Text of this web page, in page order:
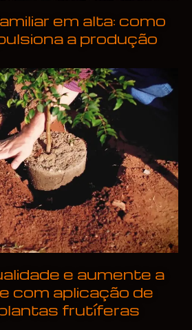
em alta: como
a produção
e aumente a
com aplicação de
frutíferas